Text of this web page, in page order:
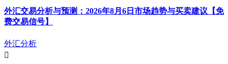
外汇交易分析与预测：2026年8月6日市场趋势与买卖建议【免
费交易信号】
外汇分析